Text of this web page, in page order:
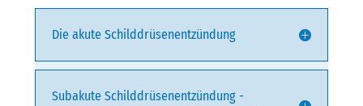
Die akute Schilddrüsenentzündung
Subakute Schilddrüsenentzündung -